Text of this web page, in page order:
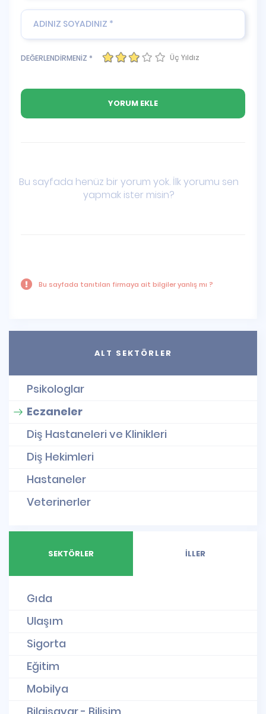
DEĞERLENDİRMENİZ * Üç Yıldız
Bu sayfada henüz bir yorum yok. İlk yorumu sen
yapmak ister misin?
Bu sayfada tanıtılan firmaya ait bilgiler yanlış mı ?
ALT SEKTÖRLER
Psikologlar
Eczaneler
Diş Hastaneleri ve Klinikleri
Diş Hekimleri
Hastaneler
Veterinerler
SEKTÖRLER İLLER
Gıda
Ulaşım
Sigorta
Eğitim
Mobilya